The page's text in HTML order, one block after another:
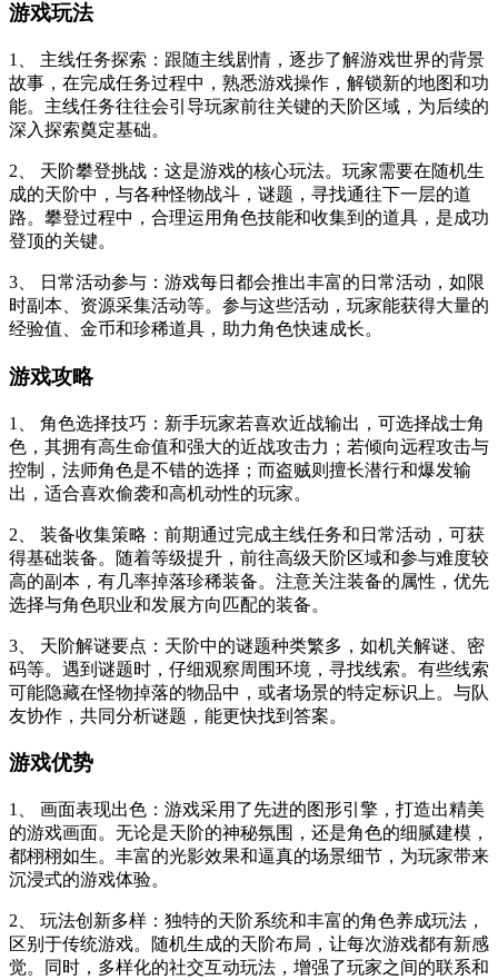
游戏玩法
1、 主线任务探索：跟随主线剧情，逐步了解游戏世界的背景
故事，在完成任务过程中，熟悉游戏操作，解锁新的地图和功
能。主线任务往往会引导玩家前往关键的天阶区域，为后续的
深入探索奠定基础。
2、 天阶攀登挑战：这是游戏的核心玩法。玩家需要在随机生
成的天阶中，与各种怪物战斗，谜题，寻找通往下一层的道
路。攀登过程中，合理运用角色技能和收集到的道具，是成功
登顶的关键。
3、 日常活动参与：游戏每日都会推出丰富的日常活动，如限
时副本、资源采集活动等。参与这些活动，玩家能获得大量的
经验值、金币和珍稀道具，助力角色快速成长。
游戏攻略
1、 角色选择技巧：新手玩家若喜欢近战输出，可选择战士角
色，其拥有高生命值和强大的近战攻击力；若倾向远程攻击与
控制，法师角色是不错的选择；而盗贼则擅长潜行和爆发输
出，适合喜欢偷袭和高机动性的玩家。
2、 装备收集策略：前期通过完成主线任务和日常活动，可获
得基础装备。随着等级提升，前往高级天阶区域和参与难度较
高的副本，有几率掉落珍稀装备。注意关注装备的属性，优先
选择与角色职业和发展方向匹配的装备。
3、 天阶解谜要点：天阶中的谜题种类繁多，如机关解谜、密
码等。遇到谜题时，仔细观察周围环境，寻找线索。有些线索
可能隐藏在怪物掉落的物品中，或者场景的特定标识上。与队
友协作，共同分析谜题，能更快找到答案。
游戏优势
1、 画面表现出色：游戏采用了先进的图形引擎，打造出精美
的游戏画面。无论是天阶的神秘氛围，还是角色的细腻建模，
都栩栩如生。丰富的光影效果和逼真的场景细节，为玩家带来
沉浸式的游戏体验。
2、 玩法创新多样：独特的天阶系统和丰富的角色养成玩法，
区别于传统游戏。随机生成的天阶布局，让每次游戏都有新感
觉。同时，多样化的社交互动玩法，增强了玩家之间的联系和